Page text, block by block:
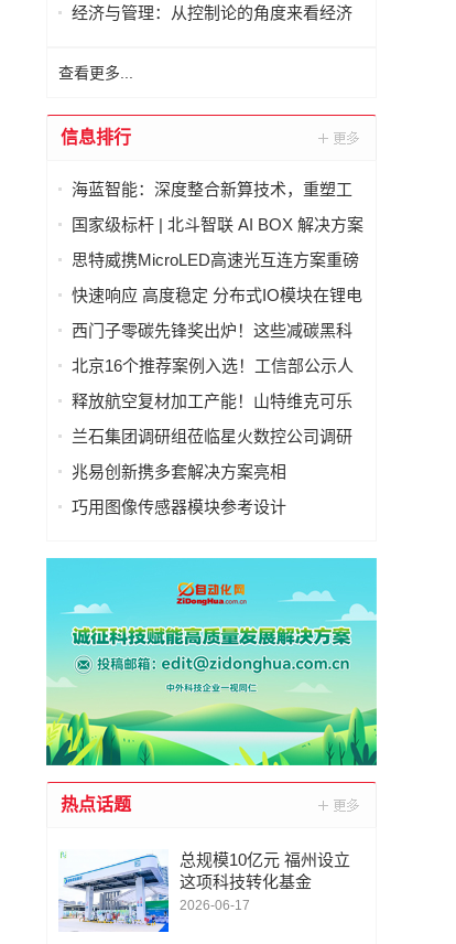
经济与管理：从控制论的角度来看经济
查看更多...
信息排行
海蓝智能：深度整合新算技术，重塑工
业读码器服务新标杆
国家级标杆 | 北斗智联 AI BOX 解决方案
入选工信部人工智能典型案例
思特威携MicroLED高速光互连方案重磅
亮相慕尼黑上海电子展
快速响应 高度稳定 分布式IO模块在锂电
池制造的优势揭秘 | 支持Modbus、
EtherCAT、Ethernet/IP、BACnet/IP等多
种协议
西门子零碳先锋奖出炉！这些减碳黑科
技太能打！
北京16个推荐案例入选！工信部公示人
工智能应用典型案例
释放航空复材加工产能！山特维克可乐
满锯齿刃铣刀从源头解决四大铣削工艺
兰石集团调研组莅临星火数控公司调研
指导数智化转型工作
兆易创新携多套解决方案亮相
CIIF2025，助力人形机器人落地
巧用图像传感器模块参考设计
造的全流程
热点话题
总规模10亿元 福州设立
这项科技转化基金
2026-06-17